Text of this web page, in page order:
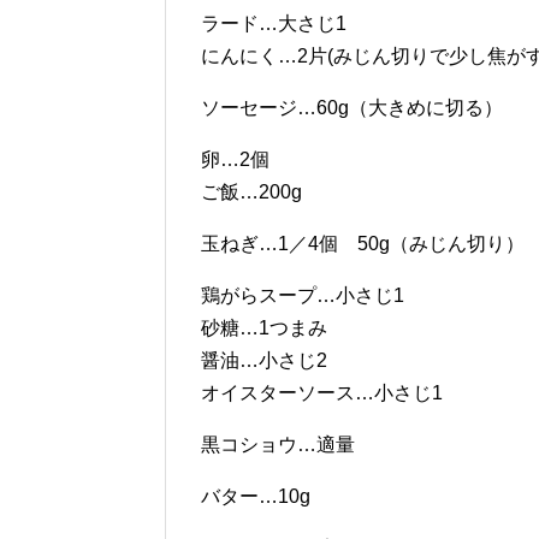
ラード…大さじ1
にんにく…2片(みじん切りで少し焦が
ソーセージ…60g（大きめに切る）
卵…2個
ご飯…200g
玉ねぎ…1／4個 50g（みじん切り）
鶏がらスープ…小さじ1
砂糖…1つまみ
醤油…小さじ2
オイスターソース…小さじ1
黒コショウ…適量
バター…10g